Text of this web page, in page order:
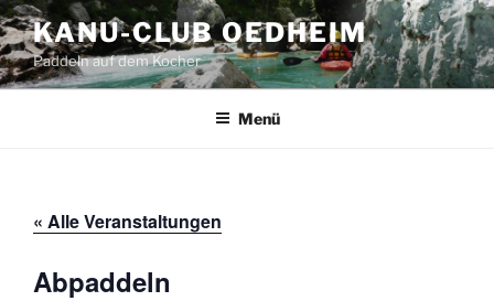
Zum
Inhalt
springen
KANU-CLUB OEDHEIM
Paddeln auf dem Kocher
Menü
« Alle Veranstaltungen
Abpaddeln